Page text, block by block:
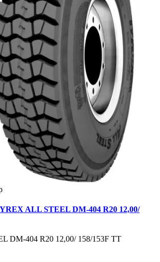
ALL STEEL DM-404 R20 12,00/
DM-404 R20 12,00/ 158/153F TT